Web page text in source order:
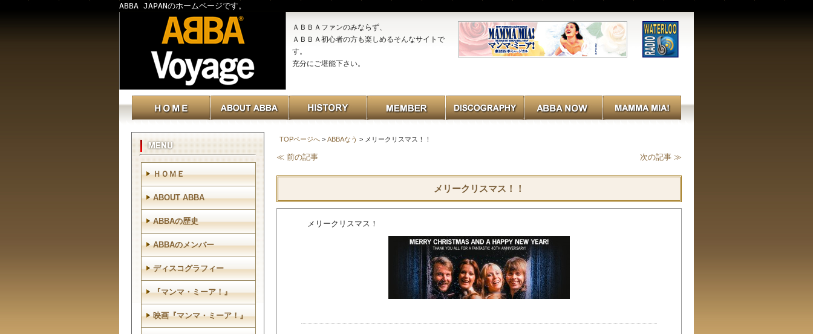
ABBA JAPANのホームページです。
ＡＢＢＡファンのみならず、
ＡＢＢＡ初心者の方も楽しめるそんなサイトで
す。
充分にご堪能下さい。
TOPページへ > ABBAなう > メリークリスマス！！
≪ 前の記事 次の記事 ≫
メリークリスマス！！
メリークリスマス！
ＨＯＭＥ
ABOUT ABBA
ABBAの歴史
ABBAのメンバー
ディスコグラフィー
『マンマ・ミーア！』
映画『マンマ・ミーア！』